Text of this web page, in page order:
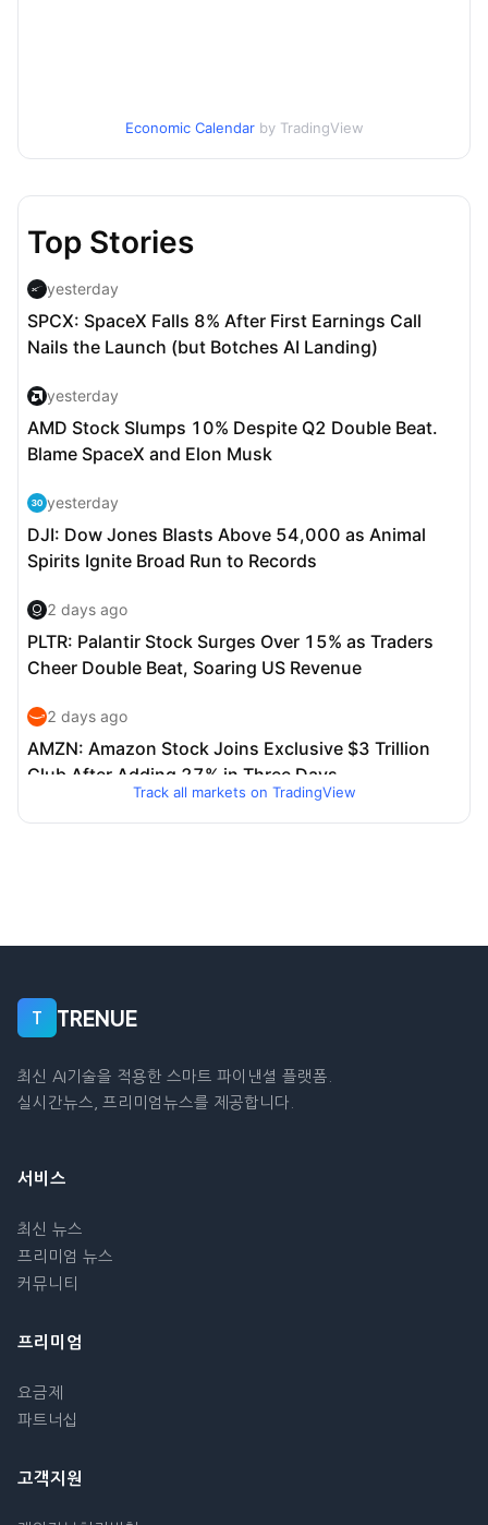
Economic Calendar by TradingView
Track all markets on TradingView
T TRENUE
최신 AI기술을 적용한 스마트 파이낸셜 플랫폼.
실시간뉴스, 프리미엄뉴스를 제공합니다.
서비스
최신 뉴스
프리미엄 뉴스
커뮤니티
프리미엄
요금제
파트너십
고객지원